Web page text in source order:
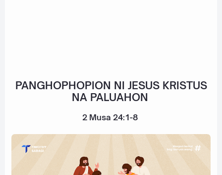
PANGHOPHOPION NI JESUS KRISTUS
NA PALUAHON
2 Musa 24:1-8